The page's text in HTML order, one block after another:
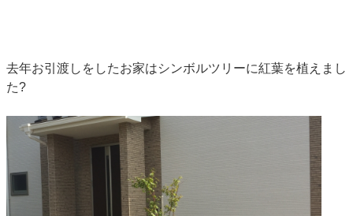
去年お引渡しをしたお家はシンボルツリーに紅葉を植えまし
た?